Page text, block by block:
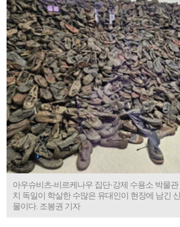
아우슈비츠-비르케나우 집단·강제 수용소 박물
치 독일이 학살한 수많은 유대인이 현장에 남긴
물이다. 조봉권 기자